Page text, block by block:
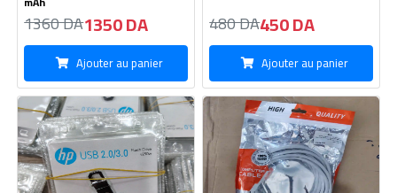
Ajouter au panier Ajouter au panier